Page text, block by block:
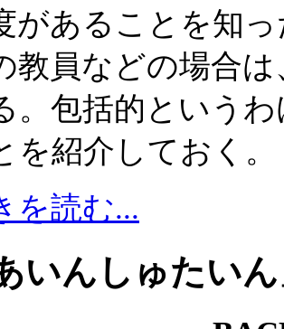
があることを知
教員などの場合
。包括的という
を紹介しておく。
を読む...
あいんしゅたい